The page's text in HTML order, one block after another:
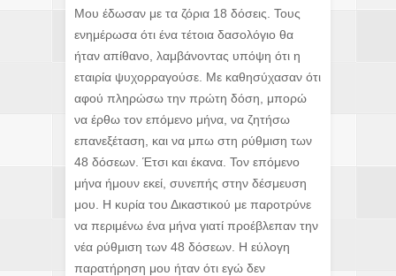
Μου έδωσαν με τα ζόρια 18 δόσεις. Τους
ενημέρωσα ότι ένα τέτοια δασολόγιο θα
ήταν απίθανο, λαμβάνοντας υπόψη ότι η
εταιρία ψυχορραγούσε. Με καθησύχασαν ότι
αφού πληρώσω την πρώτη δόση, μπορώ
να έρθω τον επόμενο μήνα, να ζητήσω
επανεξέταση, και να μπω στη ρύθμιση των
48 δόσεων. Έτσι και έκανα. Τον επόμενο
μήνα ήμουν εκεί, συνεπής στην δέσμευση
μου. Η κυρία του Δικαστικού με παροτρύνε
να περιμένω ένα μήνα γιατί προέβλεπαν την
νέα ρύθμιση των 48 δόσεων. Η εύλογη
παρατήρηση μου ήταν ότι εγώ δεν